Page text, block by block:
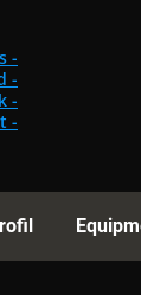
-
-
-
-